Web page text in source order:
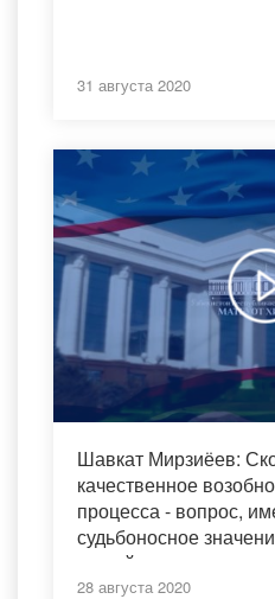
31 августа 2020
Шавкат Мирзиёев:
качественное
процесса - вопрос,
судьбоносное
нашей страны
28 августа 2020